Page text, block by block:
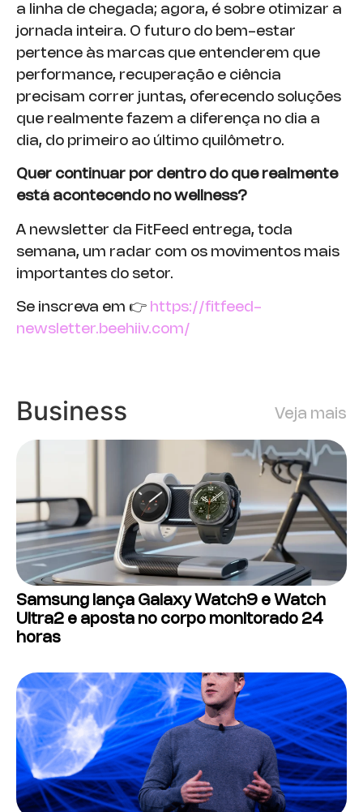
a linha de chegada; agora, é sobre otimizar a
jornada inteira. O futuro do bem-estar
pertence às marcas que entenderem que
performance, recuperação e ciência
precisam correr juntas, oferecendo soluções
que realmente fazem a diferença no dia a
dia, do primeiro ao último quilômetro.
Quer continuar por dentro do que realmente
está acontecendo no wellness?
A newsletter da FitFeed entrega, toda
semana, um radar com os movimentos mais
importantes do setor.
Se inscreva em 👉 https://fitfeed-
newsletter.beehiiv.com/
Business Veja mais
Samsung lança Galaxy Watch9 e Watch
Ultra2 e aposta no corpo monitorado 24
horas